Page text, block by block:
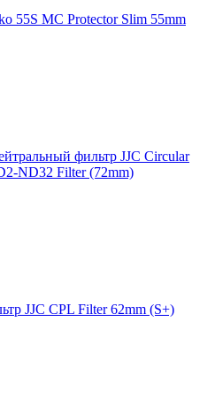
55S MC Protector Slim 55mm
фильтр JJC Circular
ND32 Filter (72mm)
JJC CPL Filter 62mm (S+)